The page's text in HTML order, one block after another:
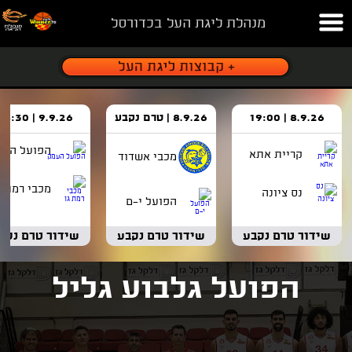
מנהלת ליגת העל בכדורסל
8.9.26 | 19:00
קריית אתא
נס ציונה
שידור טרם נקבע
8.9.26 | טרם נקבע
מכבי אשדוד
הפועל י-ם
שידור טרם נקבע
9.9.26 | 18:30
הפועל
מכבי רמת
שידור טרם
הפועל גלבוע גליל